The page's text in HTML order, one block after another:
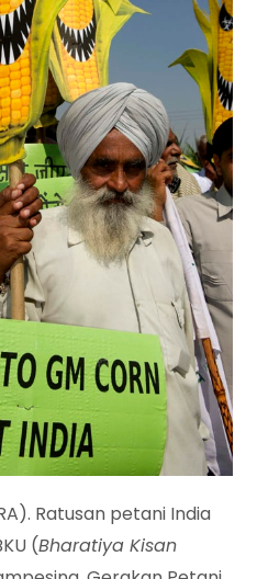
Ratusan petani India
(Bharatiya Kisan